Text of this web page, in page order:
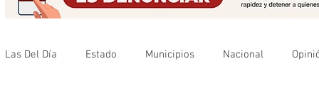
Las Del Día Estado Municipios Nacional